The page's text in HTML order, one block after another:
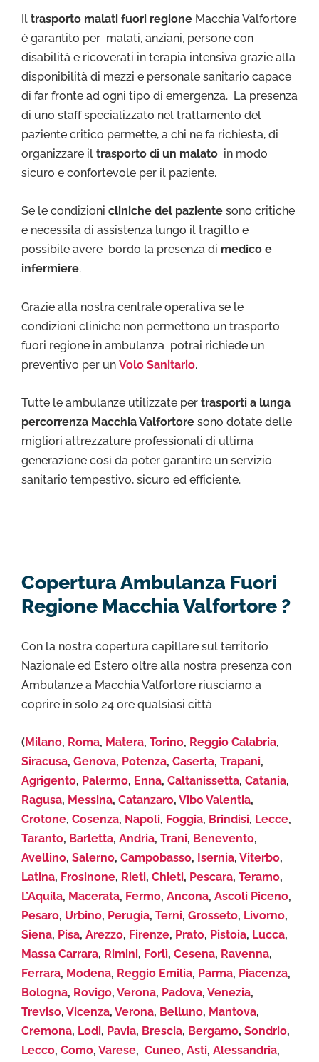
Il trasporto malati fuori regione Macchia Valfortore
è garantito per malati, anziani, persone con
disabilità e ricoverati in terapia intensiva grazie alla
disponibilità di mezzi e personale sanitario capace
di far fronte ad ogni tipo di emergenza. La presenza
di uno staff specializzato nel trattamento del
paziente critico permette, a chi ne fa richiesta, di
organizzare il trasporto di un malato in modo
sicuro e confortevole per il paziente.
Se le condizioni cliniche del paziente sono critiche
e necessita di assistenza lungo il tragitto e
possibile avere bordo la presenza di medico e
infermiere.
Grazie alla nostra centrale operativa se le
condizioni cliniche non permettono un trasporto
fuori regione in ambulanza potrai richiede un
preventivo per un Volo Sanitario.
Tutte le ambulanze utilizzate per trasporti a lunga
percorrenza Macchia Valfortore sono dotate delle
migliori attrezzature professionali di ultima
generazione così da poter garantire un servizio
sanitario tempestivo, sicuro ed efficiente.
Copertura Ambulanza Fuori
Regione Macchia Valfortore ?
Con la nostra copertura capillare sul territorio
Nazionale ed Estero oltre alla nostra presenza con
Ambulanze a Macchia Valfortore riusciamo a
coprire in solo 24 ore qualsiasi città
(Milano, Roma, Matera, Torino, Reggio Calabria,
Siracusa, Genova, Potenza, Caserta, Trapani,
Agrigento, Palermo, Enna, Caltanissetta, Catania,
Ragusa, Messina, Catanzaro, Vibo Valentia,
Crotone, Cosenza, Napoli, Foggia, Brindisi, Lecce,
Taranto, Barletta, Andria, Trani, Benevento,
Avellino, Salerno, Campobasso, Isernia, Viterbo,
Latina, Frosinone, Rieti, Chieti, Pescara, Teramo,
L’Aquila, Macerata, Fermo, Ancona, Ascoli Piceno,
Pesaro, Urbino, Perugia, Terni, Grosseto, Livorno,
Siena, Pisa, Arezzo, Firenze, Prato, Pistoia, Lucca,
Massa Carrara, Rimini, Forlì, Cesena, Ravenna,
Ferrara, Modena, Reggio Emilia, Parma, Piacenza,
Bologna, Rovigo, Verona, Padova, Venezia,
Treviso, Vicenza, Verona, Belluno, Mantova,
Cremona, Lodi, Pavia, Brescia, Bergamo, Sondrio,
Lecco, Como, Varese, Cuneo, Asti, Alessandria,